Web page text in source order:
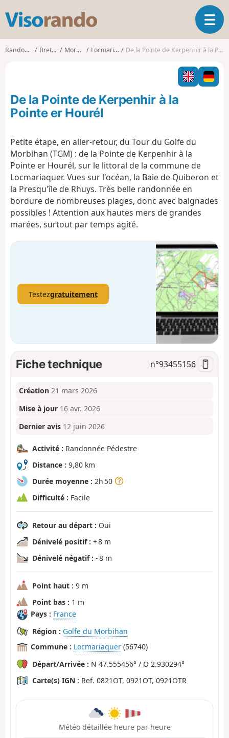
s
o
o
O
u
i
r
l
n
Randonnées Bretagne Morbihan Locmariaquer De la Pointe de Kerpenhir à la Pointe er Hourél
De la Pointe de Kerpenhir à la
Pointe er Hourél
Petite étape, en aller-retour, du Tour du Golfe du
Morbihan (TGM) : de la Pointe de Kerpenhir à la
Pointe er Hourél, sur le littoral de la commune de
Locmariaquer. Vues sur l'océan, la Baie de Quiberon et
la Presqu'île de Rhuys. Très belle randonnée en
bordure de nombreuses plages, donc avec baignades
possibles ! Attention aux hautes mers de grandes
marées, surtout par temps agité.
Testezgratuitement
Fiche technique n°93455156
Création 21 mars 2026
Mise à jour 16 avr. 2026
Dernier avis 12 juin 2026
Activité : Randonnée Pédestre
Distance : 9,80 km
Durée moyenne : 2h 50
Difficulté : Facile
Retour au départ : Oui
Dénivelé positif : + 8 m
Dénivelé négatif : - 8 m
Point haut : 9 m
Point bas : 1 m
Pays : France
Région : Golfe du Morbihan
Commune : Locmariaquer (56740)
Départ/Arrivée : N 47.555456° / O 2.930294°
Carte(s) IGN : Ref. 0821OT, 0921OT, 0921OTR
Météo détaillée heure par heure